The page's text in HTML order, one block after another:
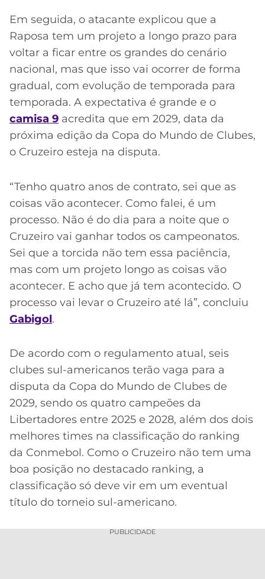
Em seguida, o atacante explicou que a
Raposa tem um projeto a longo prazo para
voltar a ficar entre os grandes do cenário
nacional, mas que isso vai ocorrer de forma
gradual, com evolução de temporada para
temporada. A expectativa é grande e o
camisa 9 acredita que em 2029, data da
próxima edição da Copa do Mundo de Clubes,
o Cruzeiro esteja na disputa.
“Tenho quatro anos de contrato, sei que as
coisas vão acontecer. Como falei, é um
processo. Não é do dia para a noite que o
Cruzeiro vai ganhar todos os campeonatos.
Sei que a torcida não tem essa paciência,
mas com um projeto longo as coisas vão
acontecer. E acho que já tem acontecido. O
processo vai levar o Cruzeiro até lá”, concluiu
Gabigol.
De acordo com o regulamento atual, seis
clubes sul-americanos terão vaga para a
disputa da Copa do Mundo de Clubes de
2029, sendo os quatro campeões da
Libertadores entre 2025 e 2028, além dos dois
melhores times na classificação do ranking
da Conmebol. Como o Cruzeiro não tem uma
boa posição no destacado ranking, a
classificação só deve vir em um eventual
título do torneio sul-americano.
PUBLICIDADE